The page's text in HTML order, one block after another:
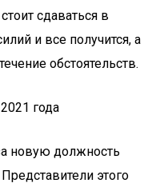
сдаваться в
и все получится, а
обстоятельств.
года
новую должность
этого